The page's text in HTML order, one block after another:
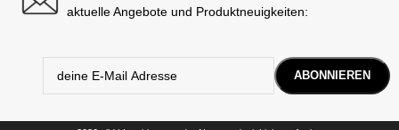
aktuelle Angebote und Produktneuigkeiten: